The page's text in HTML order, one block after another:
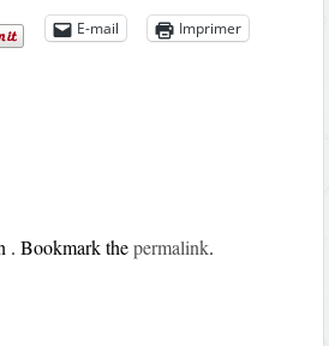
E-mail Imprimer
. Bookmark thepermalink.